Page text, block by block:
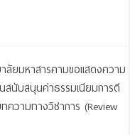
ยมหาสารคามขอแสดงความ
นับสนุนค่าธรรมเนียมการตี
วามทางวิชาการ (Review